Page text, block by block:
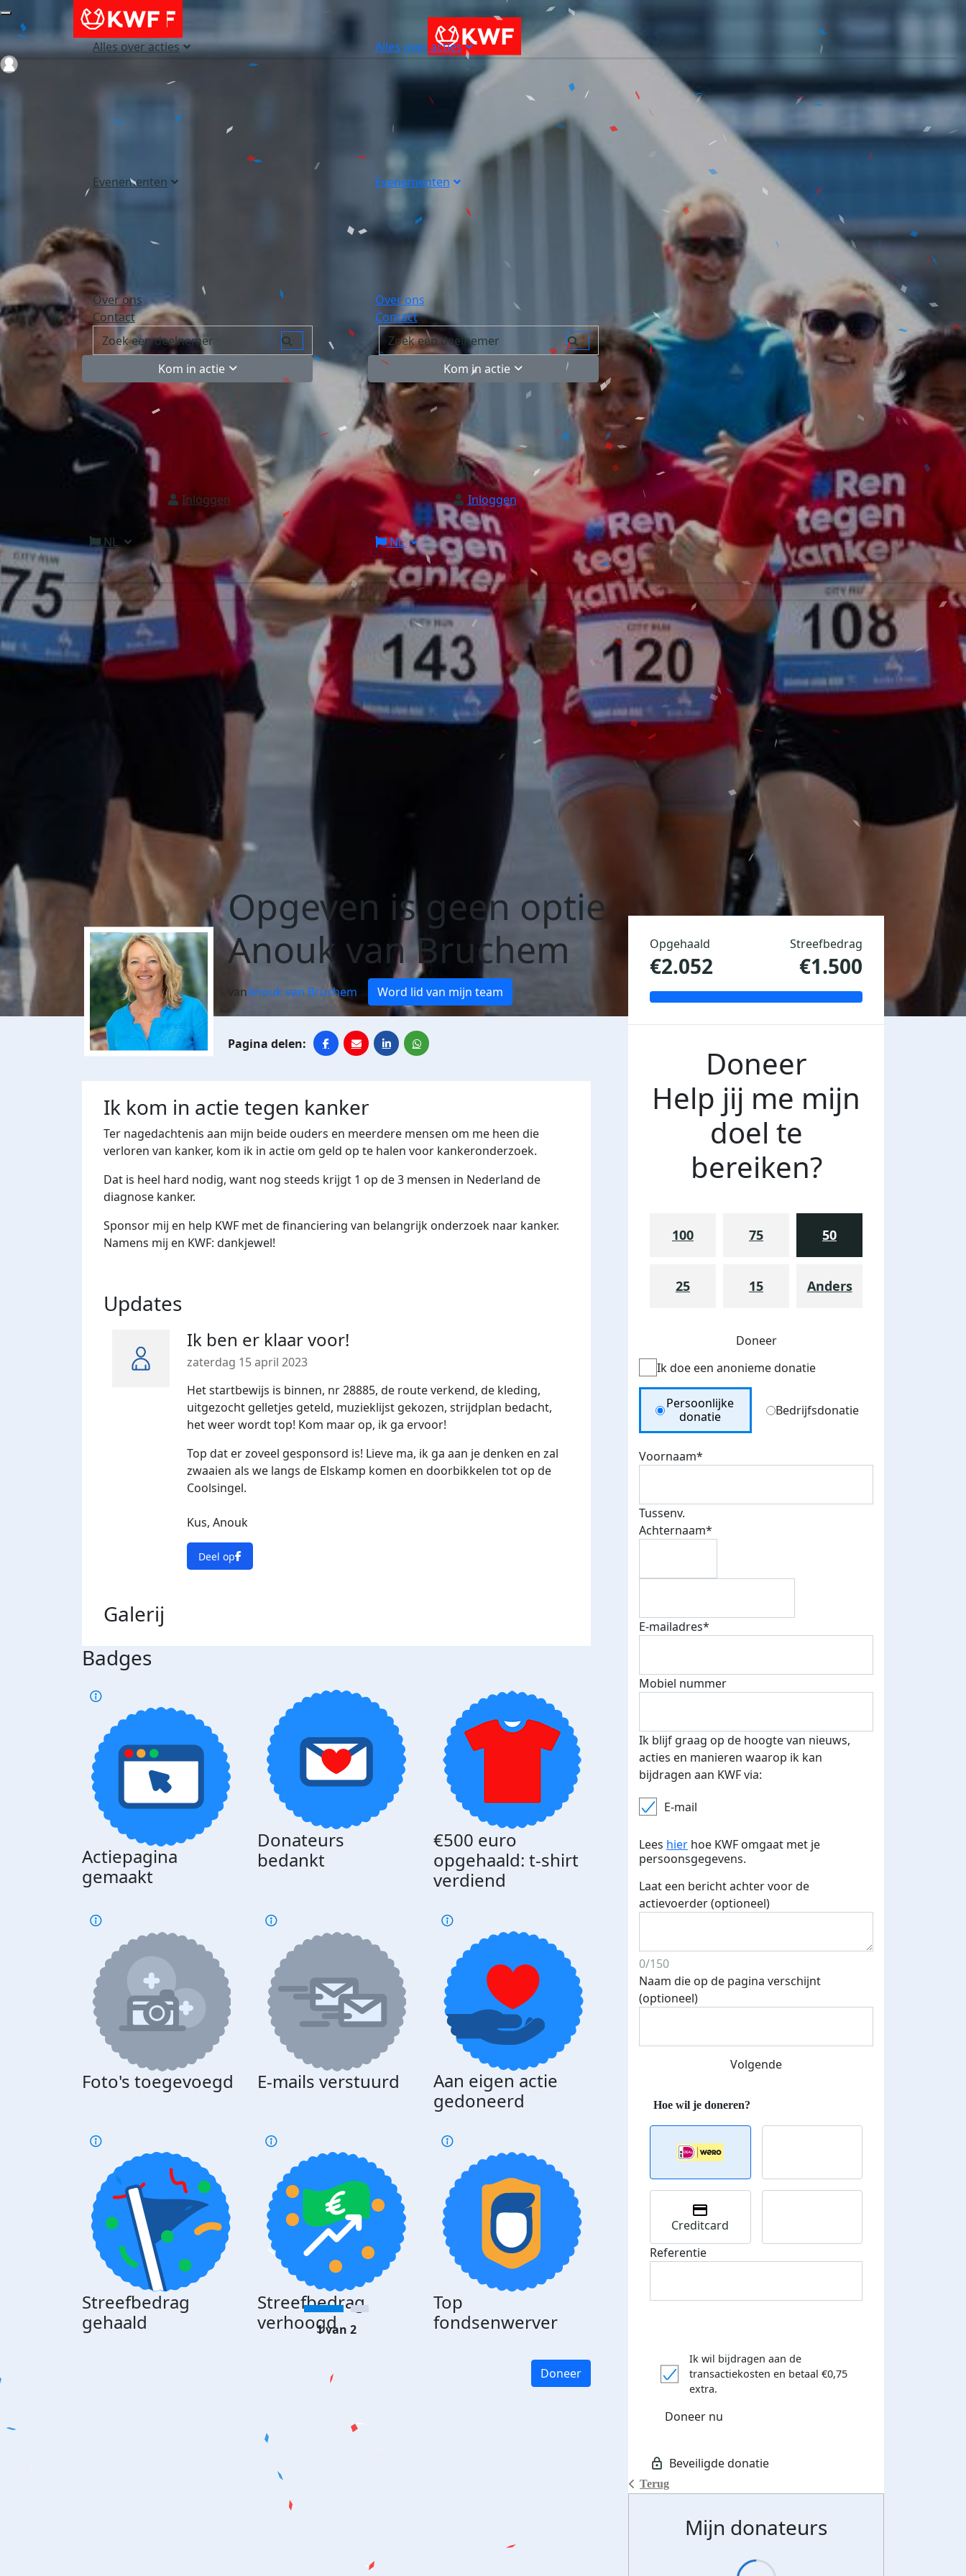
Alles over acties
Evenementen
Over ons
Contact
Kom in actie
Inloggen
NL
Alles over acties
Evenementen
Over ons
Contact
Kom in actie
Inloggen
NL
Opgeven is geen optie
Anouk van Bruchem
vanAnouk van Bruchem Word lid van mijn team
Ik kom in actie tegen kanker
Ter nagedachtenis aan mijn beide ouders en meerdere mensen om me heen die
verloren van kanker, kom ik in actie om geld op te halen voor kankeronderzoek.
Dat is heel hard nodig, want nog steeds krijgt 1 op de 3 mensen in Nederland de
diagnose kanker.
Sponsor mij en help KWF met de financiering van belangrijk onderzoek naar kanker.
Namens mij en KWF: dankjewel!
Updates
Ik ben er klaar voor!
zaterdag 15 april 2023
Het startbewijs is binnen, nr 28885, de route verkend, de kleding,
uitgezocht gelletjes geteld, muzieklijst gekozen, strijdplan bedacht,
het weer wordt top! Kom maar op, ik ga ervoor!
Top dat er zoveel gesponsord is! Lieve ma, ik ga aan je denken en zal
zwaaien als we langs de Elskamp komen en doorbikkelen tot op de
Coolsingel.
Kus, Anouk
Deel op
Galerij
Badges
Actiepagina
gemaakt
Donateurs
bedankt
€500 euro
opgehaald: t-shirt
verdiend
Foto's toegevoegd E-mails verstuurd
Aan eigen actie
gedoneerd
Streefbedrag
gehaald
Streefbedrag
verhoogd
Top
fondsenwerver
Gedeeld op social
media
Eerste 5 donaties
ontvangen
1 van 2
Doneer
Opgehaald
€2.052
Streefbedrag
€1.500
Doneer
Help jij me mijn
doel te
bereiken?
100 75 50
25 15 Anders
Doneer
Ik doe een anonieme donatie
Donation Type
Persoonlijke
donatie
Bedrijfsdonatie
Voornaam*
Tussenv.
Achternaam*
E-mailadres*
Mobiel nummer
Ik blijf graag op de hoogte van nieuws,
acties en manieren waarop ik kan
bijdragen aan KWF via:
E-mail
Lees hier hoe KWF omgaat met je
persoonsgegevens.
Laat een bericht achter voor de
actievoerder (optioneel)
0/150
Naam die op de pagina verschijnt
(optioneel)
Volgende
Terug
Creditcard
Referentie
Ik wil bijdragen aan de
transactiekosten en betaal €0,75
extra.
Doneer nu
Mijn donateurs